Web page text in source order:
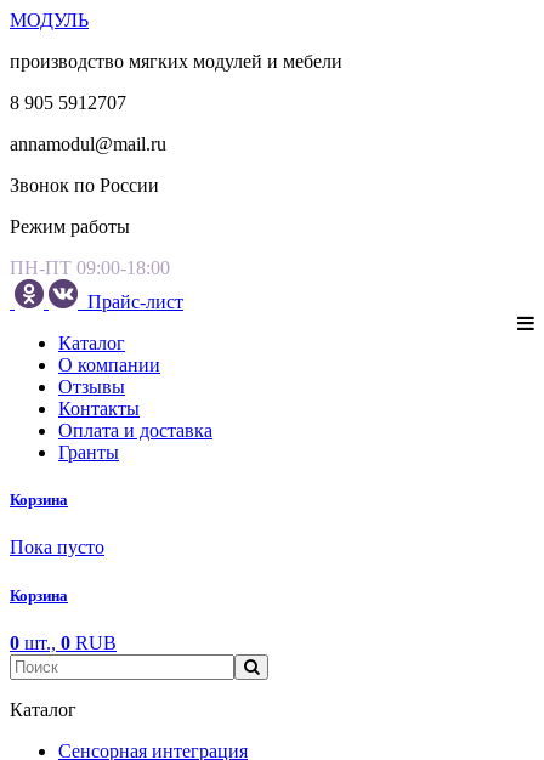
МОДУЛЬ
производство мягких модулей и мебели
8 905 5912707
annamodul@mail.ru
Звонок по России
Режим работы
ПН-ПТ 09:00-18:00
Прайс-лист
Каталог
О компании
Отзывы
Контакты
Оплата и доставка
Гранты
Корзина
Пока пусто
Корзина
0 шт., 0 RUB
Каталог
Сенсорная интеграция